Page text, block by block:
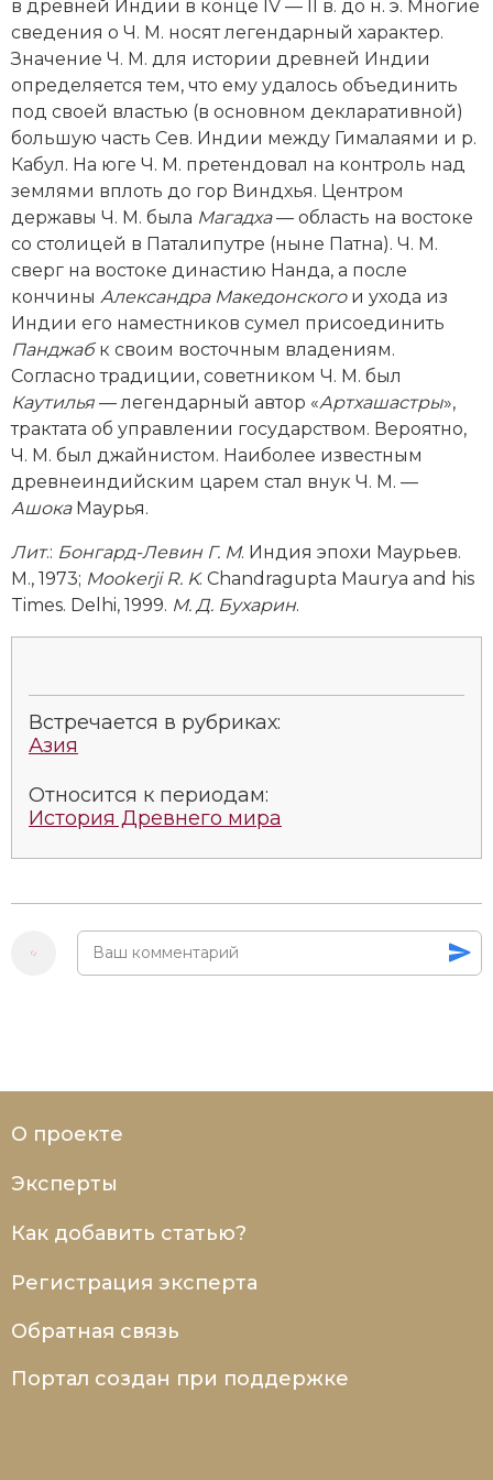
Генеалогия, геральдика
Государство и право
Империи
Историческая география и топонимика
История материальной и духовной культуры
История международных отношений
История, философия, теория и методология
исторического знания
Итория международных отношений
Латинская Америка
Новая история
Новейшая история
Нумизматика
Общественные объединения и организации
Политическая история
Революции и народные движения
Религия и церковь
Россия
Северная Америка
СССР
Южная Америка
в древней Индии в конце IV — II в. до н. э. Многие
сведения о Ч. М. носят легендарный характер.
Значение Ч. М. для истории древней Индии
определяется тем, что ему удалось объединить
под своей властью (в основном декларативной)
большую часть Сев. Индии между Гималаями и р.
Кабул. На юге Ч. М. претендовал на контроль над
землями вплоть до гор Виндхья. Центром
державы Ч. М. была Магадха— область на востоке
со столицей в Паталипутре (ныне Патна). Ч. М.
сверг на востоке династию Нанда, а после
кончины Александра Македонского и ухода из
Индии его наместников сумел присоединить
Панджабк своим восточным владениям.
Согласно традиции, советником Ч. М. был
Каутилья — легендарный автор «Артхашастры»,
трактата об управлении государством. Вероятно,
Ч. М. был джайнистом. Наиболее известным
древнеиндийским царем стал внук Ч. М. —
Ашока Маурья.
Лит.: Бонгард-Левин Г. М. Индия эпохи Маурьев.
М., 1973; Mookerji R. K. Chandragupta Maurya and his
Times. Delhi, 1999. М. Д. Бухарин.
Встречается в рубриках:
Азия
Относится к периодам:
История Древнего мира
О проекте
Эксперты
Как добавить статью?
Регистрация эксперта
Обратная связь
Портал создан при поддержке